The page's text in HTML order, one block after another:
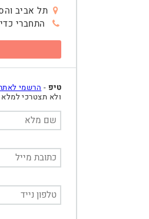
תל אביב
התחברי
טיפ - הרשמי
ולא תצטרכי